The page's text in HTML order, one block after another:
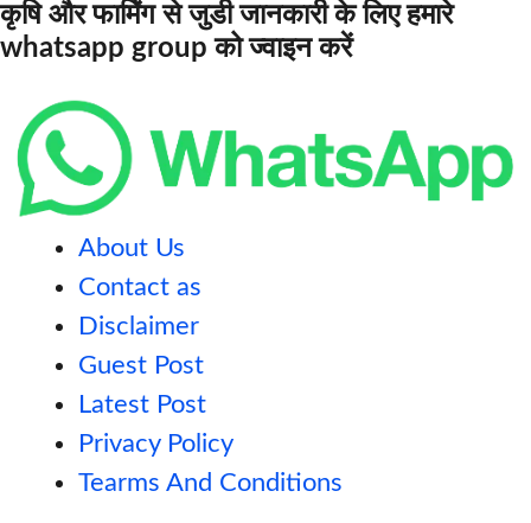
कृषि और फार्मिंग से जुडी जानकारी के लिए हमारे
whatsapp group को ज्वाइन करें
About Us
Contact as
Disclaimer
Guest Post
Latest Post
Privacy Policy
Tearms And Conditions